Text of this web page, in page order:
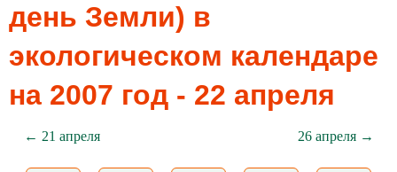
день Земли) в
экологическом календаре
на 2007 год - 22 апреля
← 21 апреля 26 апреля →